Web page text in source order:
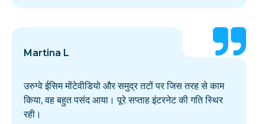
Martina L
उरुग्वे ईसिम मोंटेवीडियो और समुद्र तटों पर जिस तरह से काम
किया, वह बहुत पसंद आया। पूरे सप्ताह इंटरनेट की गति स्थिर
रही।